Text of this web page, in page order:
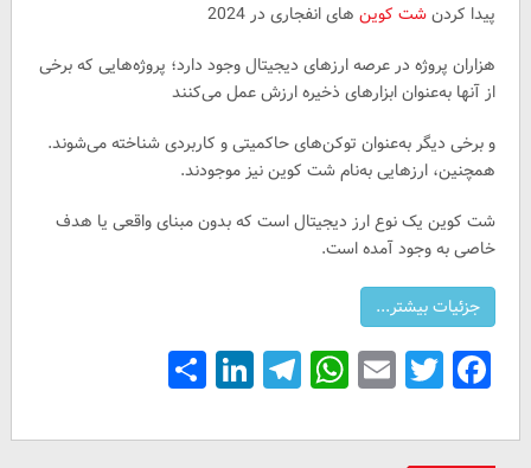
پیدا کردنشت کوینهای انفجاری در 2024
هزاران پروژه در عرصه ارزهای دیجیتال وجود دارد؛ پروژه‌هایی که برخی
از آنها به‌عنوان ابزارهای ذخیره ارزش عمل می‌کنند
و برخی دیگر به‌عنوان توکن‌های حاکمیتی و کاربردی شناخته می‌شوند.
همچنین، ارزهایی به‌نام شت کوین نیز موجودند.
شت کوین یک نوع ارز دیجیتال است که بدون مبنای واقعی یا هدف
خاصی به وجود آمده است.
Facebook
Twitter
Email
WhatsApp
Telegram
LinkedIn
Share